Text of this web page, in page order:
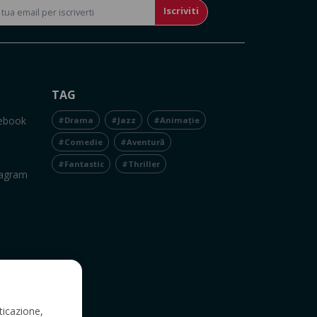
Iscriviti
TAG
#Drama #Jazz #Animație
#Comedie #Aventură
#Fantastic #Thriller